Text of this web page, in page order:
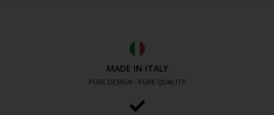
MADE IN ITALY
PURE DESIGN - PURE QUALITY